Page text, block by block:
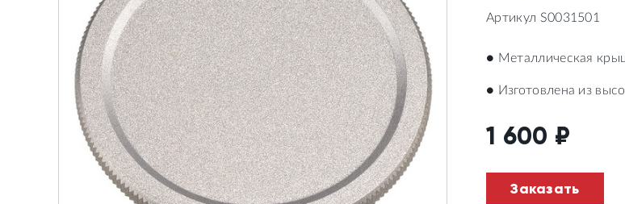
Артикул S0031501
● Металлическая
● Изготовлена из
1 600 ₽
Заказать